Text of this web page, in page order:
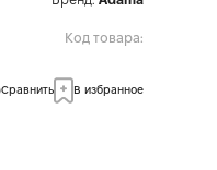
Код товара:
Сравнить В избранное